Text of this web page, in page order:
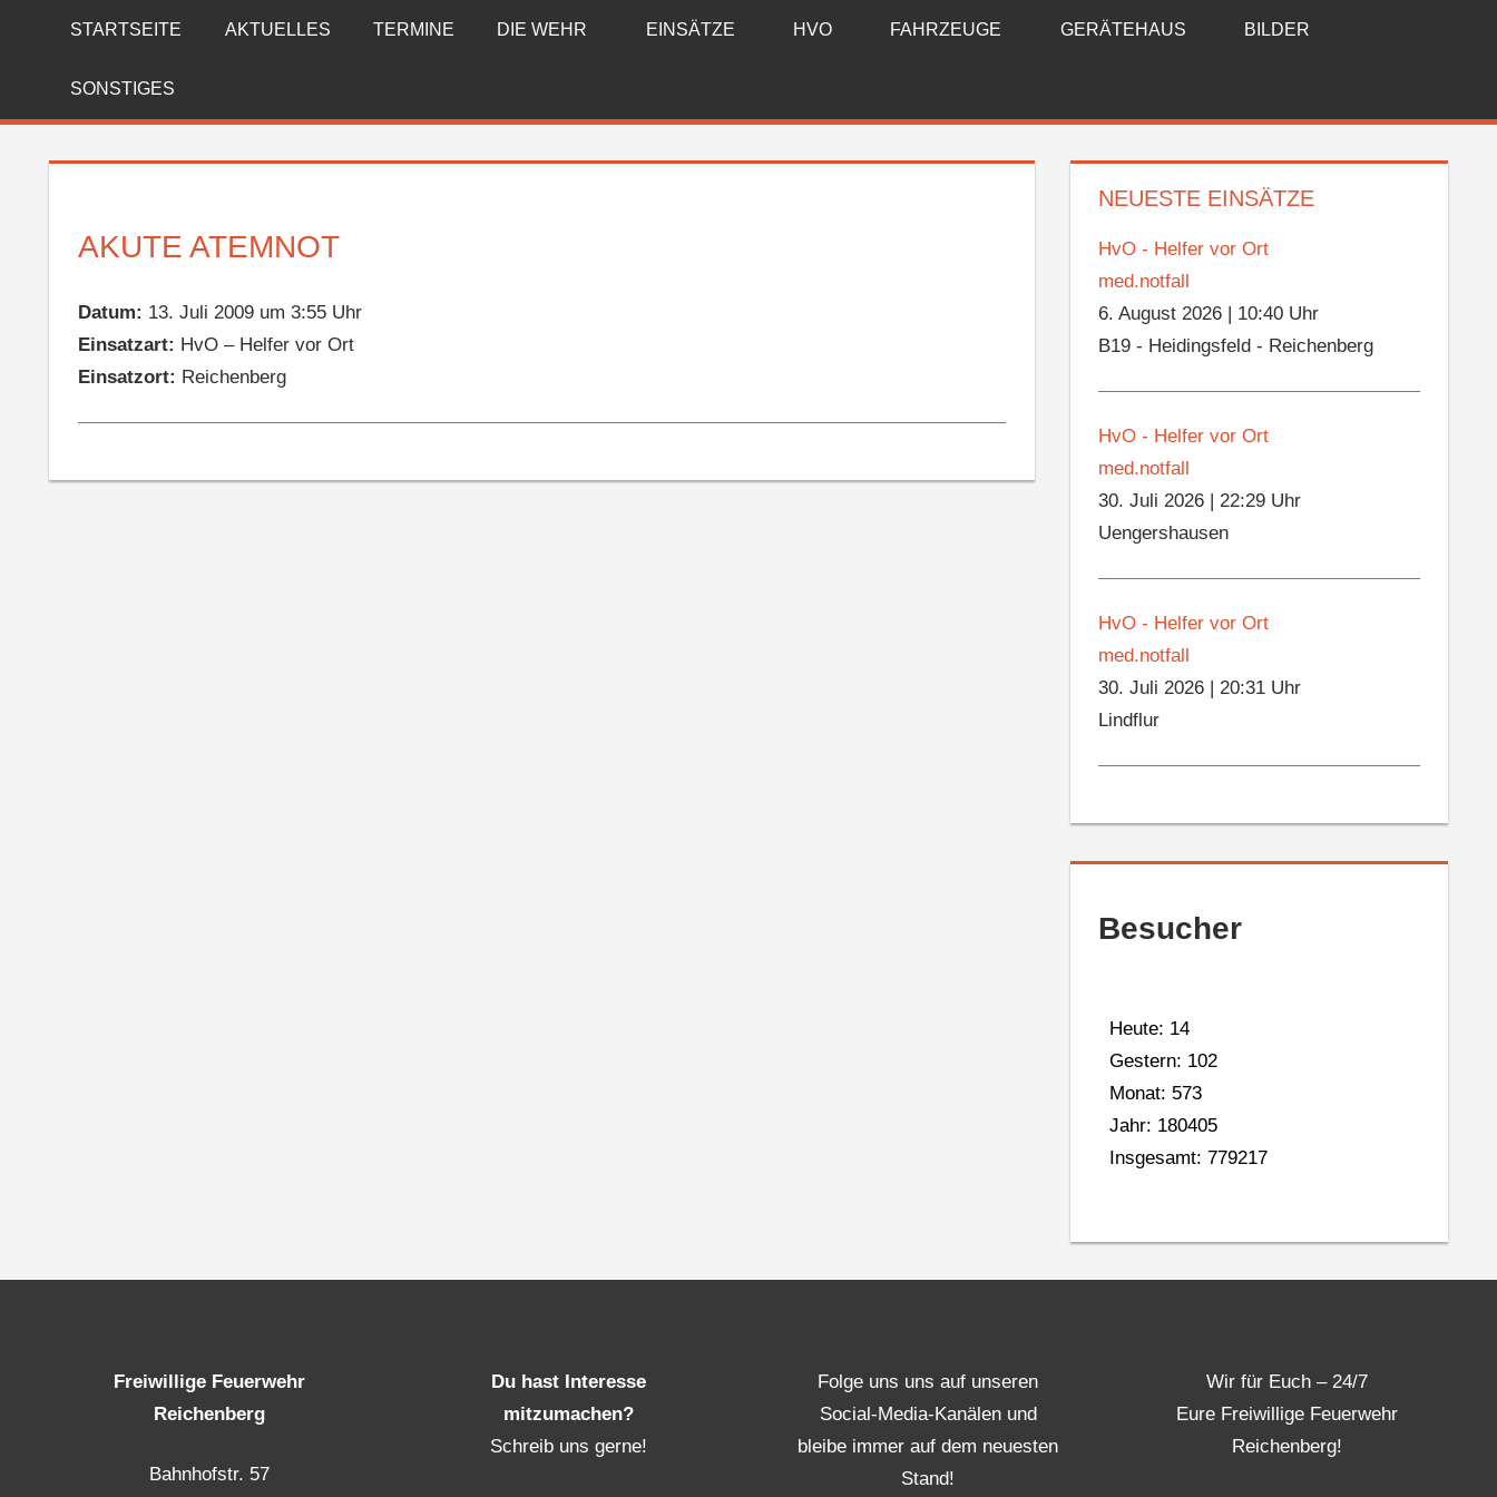
FREIWILLIGE
FEUERWEHR
REICHENBERG
STARTSEITE AKTUELLES TERMINE DIE WEHR EINSÄTZE HVO FAHRZEUGE GERÄTEHAUS BILDER
SONSTIGES
AKUTE ATEMNOT
Datum: 13. Juli 2009 um 3:55 Uhr
Einsatzart: HvO – Helfer vor Ort
Einsatzort: Reichenberg
NEUESTE EINSÄTZE
HvO - Helfer vor Ort
med.notfall
6. August 2026
10:40 Uhr
B19 - Heidingsfeld - Reichenberg
HvO - Helfer vor Ort
med.notfall
30. Juli 2026 |22:29 Uhr
Uengershausen
HvO - Helfer vor Ort
med.notfall
30. Juli 2026 |20:31 Uhr
Lindflur
Besucher
Heute: 14
Gestern: 102
Monat: 573
Jahr: 180405
Insgesamt: 779217
Freiwillige Feuerwehr
Reichenberg
Bahnhofstr. 57
Du hast Interesse
mitzumachen?
Schreib uns gerne!
Folge uns uns auf unseren
Social-Media-Kanälen und
bleibe immer auf dem neuesten
Stand!
Wir für Euch – 24/7
Eure Freiwillige Feuerwehr
Reichenberg!